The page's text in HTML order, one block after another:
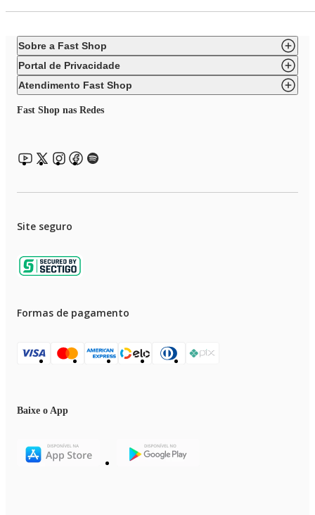
Sobre a Fast Shop
Portal de Privacidade
Atendimento Fast Shop
Fast Shop nas Redes
Site seguro
Formas de pagamento
Baixe o App